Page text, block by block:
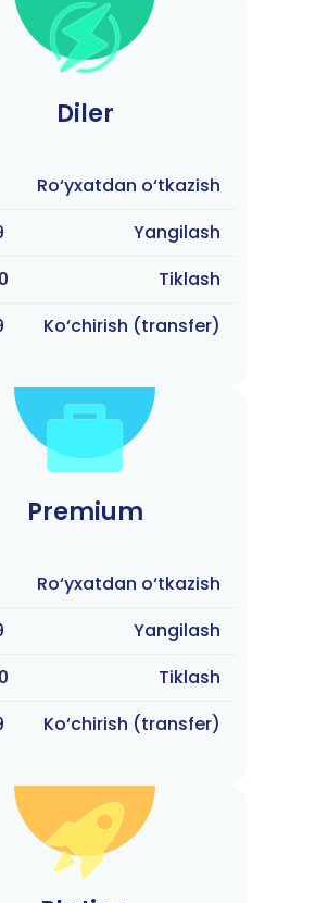
Diler
Ro‘yxatdan o‘tkazish
Yangilash
Tiklash
Ko‘chirish (transfer)
Premium
Ro‘yxatdan o‘tkazish
Yangilash
Tiklash
Ko‘chirish (transfer)